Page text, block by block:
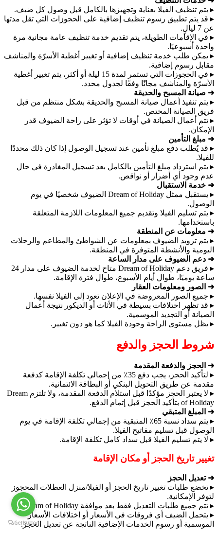
▸ يتم تنظيف الفيلا بعناية وتجهيزها بالكامل قبل وصول كل ضيف.
▸ قد يتم تطبيق رسوم تنظيف إضافية على الحجوزات التي تقل مدتها
عن 7 ليالٍ.
▸ في الإقامات الطويلة، يتم تقديم خدمة تنظيف عامة مجانية مرة
واحدة أسبوعيًا.
▸ يمكن طلب خدمة تنظيف إضافية أو تغيير أغطية الأسرّة والمناشف
مقابل رسوم إضافية.
▸ في الحجوزات التي تستمر لمدة 15 ليلة أو أكثر، يتم تغيير أغطية
الأسرّة والمناشف مجانًا وفقًا لجدول محدد.
➜ صيانة المسبح والحديقة
▸ يتم تنفيذ أعمال صيانة المسبح والحديقة بشكل منتظم من قبل
فريق الصيانة المختص.
▸ تتم أعمال الصيانة في أوقات لا تؤثر على راحة الضيوف قدر
الإمكان.
➜ مبلغ التأمين
▸ قد يُطلب دفع مبلغ تأمين عند تسجيل الوصول إذا كان ذلك محددًا
للفيلا.
▸ يتم استرداد مبلغ التأمين بالكامل بعد تسجيل المغادرة في حال
عدم وجود أي أضرار أو نواقص.
➜ خدمة الاستقبال
▸ يستقبل ممثل Dream of Holiday الضيوف شخصيًا في يوم
الوصول.
▸ يتم تسليم الفيلا وتقديم جميع المعلومات اللازمة المتعلقة
باستخدامها.
➜ معلومات عن المنطقة
▸ يتم تزويد الضيوف بمعلومات عن الشواطئ والمطاعم والرحلات
اليومية والأنشطة المتوفرة في المنطقة.
➜ دعم الضيوف على مدار الساعة
▸ فريق دعم Dream of Holiday متاح لخدمة الضيوف على مدار 24
ساعة يوميًا، طوال أيام الأسبوع، طوال فترة الإقامة.
➜ الصور ومعلومات العقار
▸ جميع الصور المعروضة في الإعلان تعود إلى الفيلا نفسها.
▸ قد تظهر اختلافات بسيطة في الأثاث أو الديكور نتيجة أعمال
الصيانة أو التجديد الموسمية.
▸ يظل مستوى الراحة وجودة الفيلا كما هو دون تغيير.
شروط الحجز والدفع
➜ الحجز والدفعة المقدمة
▸ لتأكيد الحجز، يجب دفع 35٪ من إجمالي تكلفة الإقامة كدفعة
مقدمة عن طريق التحويل البنكي أو البطاقة الائتمانية.
▸ لا يعتبر الحجز مؤكدًا قبل استلام الدفعة المقدمة، ولا تلتزم Dream
of Holiday بتأكيد الحجز قبل إتمام الدفع.
➜ المبلغ المتبقي
▸ يتم سداد نسبة 65٪ المتبقية من إجمالي تكلفة الإقامة في يوم
الوصول قبل تسليم مفاتيح الفيلا.
▸ لا يتم تسليم الفيلا قبل سداد كامل تكلفة الإقامة.
تغيير تاريخ الحجز أو مكان الإقامة
➜ تعديل الحجز
▸ تخضع طلبات تغيير تاريخ الحجز أو الفيلا/منزل العطلات المحجوز
لتوفر الإمكانية.
▸ تتم جميع طلبات التعديل فقط بعد موافقة Dream of Holiday.
▸ يتحمل الضيف أي فروقات في الأسعار أو اختلافات الأسعار
الموسمية أو رسوم الخدمات الإضافية الناتجة عن تعديل الحجز.